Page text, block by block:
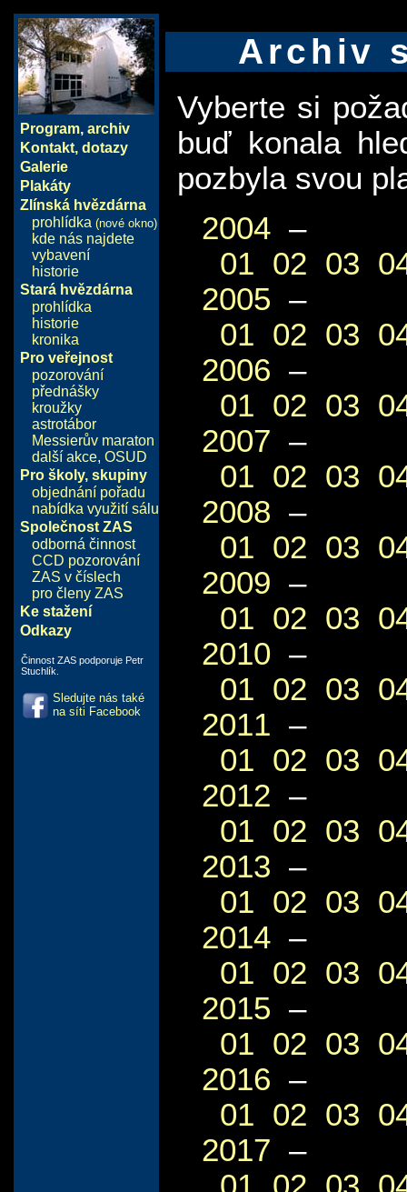
Program, archiv
Kontakt, dotazy
Galerie
Plakáty
Zlínská hvězdárna
prohlídka (nové okno)
kde nás najdete
vybavení
historie
Stará hvězdárna
prohlídka
historie
kronika
Pro veřejnost
pozorování
přednášky
kroužky
astrotábor
Messierův maraton
další akce, OSUD
Pro školy, skupiny
objednání pořadu
nabídka využití sálu
Společnost ZAS
odborná činnost
CCD pozorování
ZAS v číslech
pro členy ZAS
Ke stažení
Odkazy
Činnost ZAS podporuje Petr
Stuchlík.
Sledujte nás také
na síti Facebook
Archiv
Vyberte si
buď konala
pozbyla svou
2004 –
01 02 03
2005 –
01 02 03
2006 –
01 02 03
2007 –
01 02 03
2008 –
01 02 03
2009 –
01 02 03
2010 –
01 02 03
2011 –
01 02 03
2012 –
01 02 03
2013 –
01 02 03
2014 –
01 02 03
2015 –
01 02 03
2016 –
01 02 03
2017 –